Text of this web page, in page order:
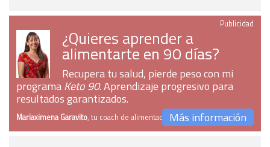
Publicidad
¿Quieres aprender a
alimentarte en 90 días?
Recupera tu salud, pierde peso con mi
programaKeto 90. Aprendizaje progresivo para
resultados garantizados.
Mariaximena Garavito, tu coach de alimentaciónMás información